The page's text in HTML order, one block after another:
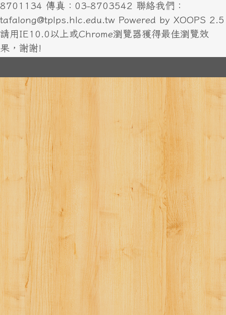
8701134 傳真：03-8703542 聯絡我們：
tafalong@tplps.hlc.edu.tw Powered by XOOPS 2.5
請用IE10.0以上或Chrome瀏覽器獲得最佳瀏覽效
果，謝謝!